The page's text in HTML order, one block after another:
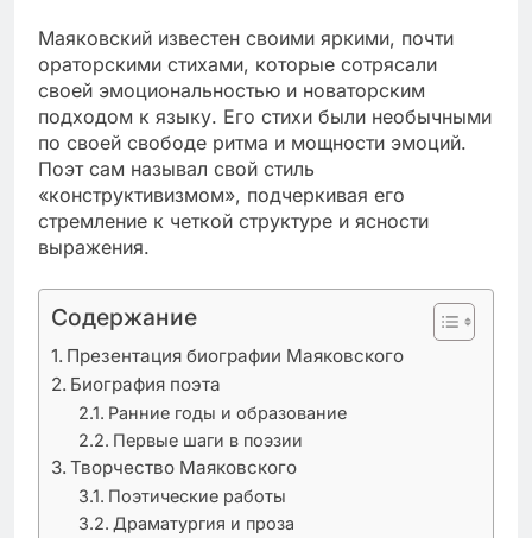
Маяковский известен своими яркими, почти
ораторскими стихами, которые сотрясали
своей эмоциональностью и новаторским
подходом к языку. Его стихи были необычными
по своей свободе ритма и мощности эмоций.
Поэт сам называл свой стиль
«конструктивизмом», подчеркивая его
стремление к четкой структуре и ясности
выражения.
Содержание
Презентация биографии Маяковского
Биография поэта
Ранние годы и образование
Первые шаги в поэзии
Творчество Маяковского
Поэтические работы
Драматургия и проза